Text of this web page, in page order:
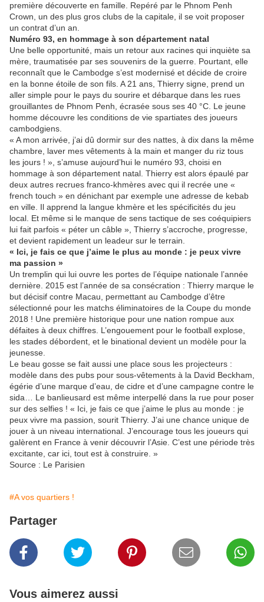
première découverte en famille. Repéré par le Phnom Penh
Crown, un des plus gros clubs de la capitale, il se voit proposer
un contrat d’un an.
Numéro 93, en hommage à son département natal
Une belle opportunité, mais un retour aux racines qui inquiète sa
mère, traumatisée par ses souvenirs de la guerre. Pourtant, elle
reconnaît que le Cambodge s’est modernisé et décide de croire
en la bonne étoile de son fils. A 21 ans, Thierry signe, prend un
aller simple pour le pays du sourire et débarque dans les rues
grouillantes de Phnom Penh, écrasée sous ses 40 °C. Le jeune
homme découvre les conditions de vie spartiates des joueurs
cambodgiens.
« A mon arrivée, j’ai dû dormir sur des nattes, à dix dans la même
chambre, laver mes vêtements à la main et manger du riz tous
les jours ! », s’amuse aujourd’hui le numéro 93, choisi en
hommage à son département natal. Thierry est alors épaulé par
deux autres recrues franco-khmères avec qui il recrée une «
french touch » en dénichant par exemple une adresse de kebab
en ville. Il apprend la langue khmère et les spécificités du jeu
local. Et même si le manque de sens tactique de ses coéquipiers
lui fait parfois « péter un câble », Thierry s’accroche, progresse,
et devient rapidement un leadeur sur le terrain.
« Ici, je fais ce que j’aime le plus au monde : je peux vivre
ma passion »
Un tremplin qui lui ouvre les portes de l’équipe nationale l’année
dernière. 2015 est l’année de sa consécration : Thierry marque le
but décisif contre Macau, permettant au Cambodge d’être
sélectionné pour les matchs éliminatoires de la Coupe du monde
2018 ! Une première historique pour une nation rompue aux
défaites à deux chiffres. L’engouement pour le football explose,
les stades débordent, et le binational devient un modèle pour la
jeunesse.
Le beau gosse se fait aussi une place sous les projecteurs :
modèle dans des pubs pour sous-vêtements à la David Beckham,
égérie d’une marque d’eau, de cidre et d’une campagne contre le
sida… Le banlieusard est même interpellé dans la rue pour poser
sur des selfies ! « Ici, je fais ce que j’aime le plus au monde : je
peux vivre ma passion, sourit Thierry. J’ai une chance unique de
jouer à un niveau international. J’encourage tous les joueurs qui
galèrent en France à venir découvrir l’Asie. C’est une période très
excitante, car ici, tout est à construire. »
Source : Le Parisien
#A vos quartiers !
Partager
Vous aimerez aussi